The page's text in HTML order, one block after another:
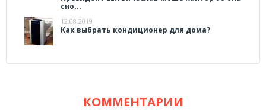
сно...
12.08.2019
Как выбрать кондиционер для дома?
КОММЕНТАРИИ